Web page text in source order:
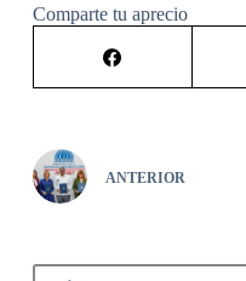
Comparte tu aprecio
ANTERIOR
Buscar